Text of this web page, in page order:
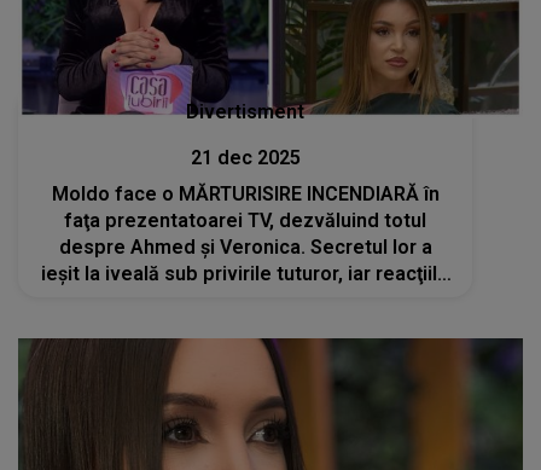
Divertisment
21 dec 2025
Moldo face o MĂRTURISIRE INCENDIARĂ în
faţa prezentatoarei TV, dezvăluind totul
despre Ahmed și Veronica. Secretul lor a
ieșit la iveală sub privirile tuturor, iar reacţiile